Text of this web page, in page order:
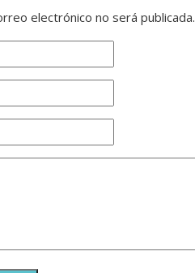
electrónico no será publicada.